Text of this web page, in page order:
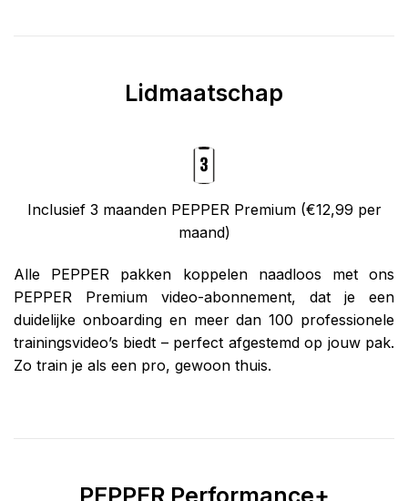
Lidmaatschap
Inclusief 3 maanden PEPPER Premium (€12,99 per
maand)
Alle PEPPER pakken koppelen naadloos met ons
PEPPER Premium video-abonnement, dat je een
duidelijke onboarding en meer dan 100 professionele
trainingsvideo’s biedt – perfect afgestemd op jouw pak.
Zo train je als een pro, gewoon thuis.